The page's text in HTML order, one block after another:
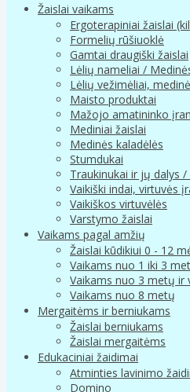
Žaislai vaikams
Ergoterapiniai žaislai
Formelių rūšiuoklė
Gamtai draugiški žaislai
Lėlių nameliai /
Lėlių vežimėliai,
Maisto produktai
Mažojo amatininko
Mediniai žaislai
Medinės kaladėlės
Stumdukai
Traukinukai ir jų dalys /
Vaikiški indai, virtuvės
Vaikiškos virtuvėlės
Varstymo žaislai
Vaikams pagal amžių
Žaislai kūdikiui 0 - 12
Vaikams nuo 1 iki 3
Vaikams nuo 3 metų ir
Vaikams nuo 8 metų
Mergaitėms ir berniukams
Žaislai berniukams
Žaislai mergaitėms
Edukaciniai žaidimai
Atminties lavinimo
Domino